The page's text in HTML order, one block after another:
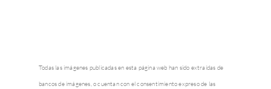
Todas las imágenes publicadas en esta página web han sido extraídas de
bancos de imágenes, o cuentan con el consentimiento expreso de las